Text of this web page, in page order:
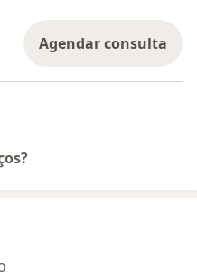
Agendar consulta